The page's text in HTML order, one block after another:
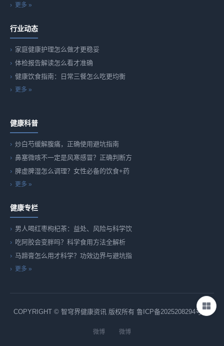
更多 »
行业动态
家庭健康护理怎么做才更稳妥
体检报告解读怎么看才准确
健康饮食指南：日常三餐怎么吃更均衡
更多 »
健康科普
炒白芍缓解腹痛，正确使用避坑指南
鼻塞微咳不一定是风寒感冒？正确判断方
脾虚脾湿怎么调理？女性必备的饮食+药
更多 »
健康专栏
男人喝红枣枸杞茶：益处、风险与科学饮
吃阿胶会变胖吗？科学食用方法全解析
马蹄膏怎么用才科学？功效边界与避坑指
更多 »
COPYRIGHT © 智穹界健康资讯 版权所有 鲁ICP备2025208294号-82
微博 微博